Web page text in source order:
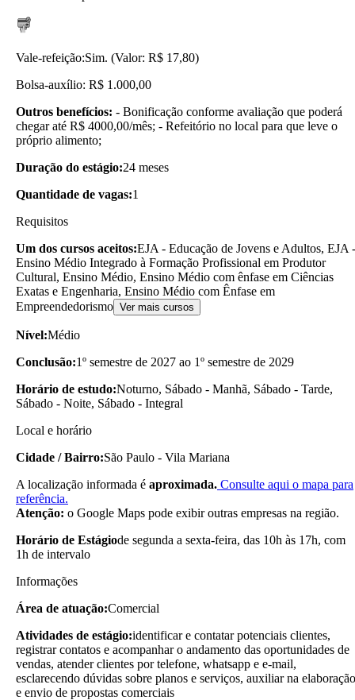
Vale-refeição:Sim. (Valor: R$ 17,80)
Bolsa-auxílio: R$ 1.000,00
Outros benefícios: - Bonificação conforme avaliação que poderá
chegar até R$ 4000,00/mês; - Refeitório no local para que leve o
próprio alimento;
Duração do estágio:24 meses
Quantidade de vagas:1
Requisitos
Um dos cursos aceitos:EJA - Educação de Jovens e Adultos, EJA -
Ensino Médio Integrado à Formação Profissional em Produtor
Cultural, Ensino Médio, Ensino Médio com ênfase em Ciências
Exatas e Engenharia, Ensino Médio com Ênfase em
Empreendedorismo Ver mais cursos
Nível:Médio
Conclusão:1º semestre de 2027 ao 1º semestre de 2029
Horário de estudo:Noturno, Sábado - Manhã, Sábado - Tarde,
Sábado - Noite, Sábado - Integral
Local e horário
Cidade / Bairro:São Paulo - Vila Mariana
A localização informada é aproximada. Consulte aqui o mapa para
referência.
Atenção: o Google Maps pode exibir outras empresas na região.
Horário de Estágiode segunda a sexta-feira, das 10h às 17h, com
1h de intervalo
Informações
Área de atuação:Comercial
Atividades de estágio:identificar e contatar potenciais clientes,
registrar contatos e acompanhar o andamento das oportunidades de
vendas, atender clientes por telefone, whatsapp e e-mail,
esclarecendo dúvidas sobre planos e serviços, auxiliar na elaboração
e envio de propostas comerciais